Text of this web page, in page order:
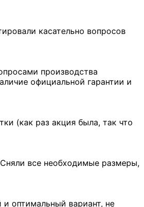
касательно вопросов
производства
официальной гарантии и
(как раз акция была, так что
все необходимые размеры,
и оптимальный вариант, не